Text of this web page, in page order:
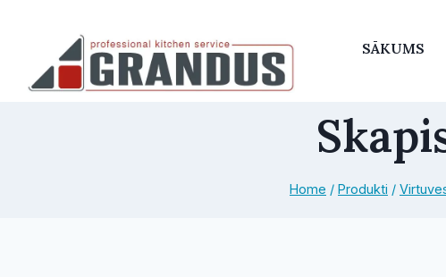
SĀKUMS
Home / Produkti /